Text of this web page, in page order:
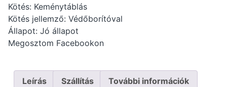
Kötés: Keménytáblás
Kötés jellemző: Védőborítóval
Állapot: Jó állapot
Megosztom Facebookon
Leírás Szállítás További információk